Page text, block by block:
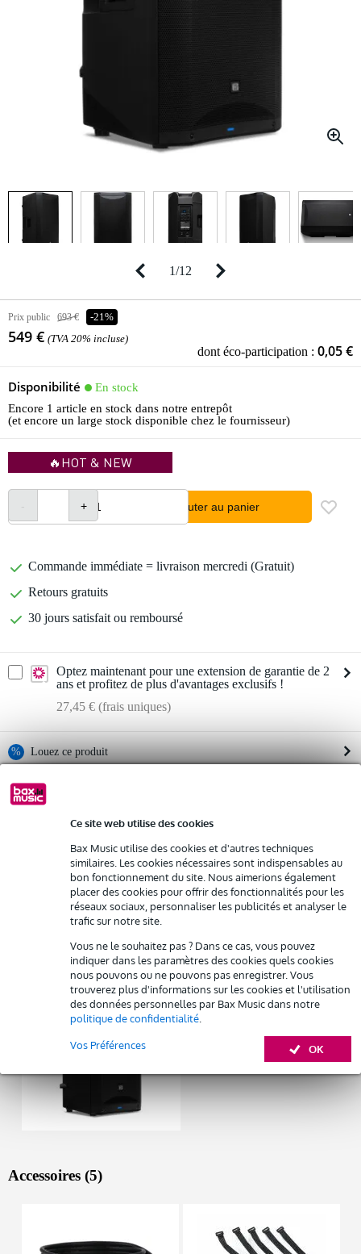
Ce site web utilise des cookies
Bax Music utilise des cookies et d'autres techniques
similaires. Les cookies nécessaires sont indispensables au
bon fonctionnement du site. Nous aimerions également
placer des cookies pour offrir des fonctionnalités pour les
réseaux sociaux, personnaliser les publicités et analyser le
trafic sur notre site.
Vous ne le souhaitez pas ? Dans ce cas, vous pouvez
indiquer dans les paramètres des cookies quels cookies
nous pouvons ou ne pouvons pas enregistrer. Vous
trouverez plus d'informations sur les cookies et l'utilisation
des données personnelles par Bax Music dans notre
politique de confidentialité
OK
Vos Préférences
1/12
Prix public 693 € -21%
549 € (TVA 20% incluse)
dont éco-participation : 0,05 €
Disponibilité
En stock
Encore 1 article en stock dans notre entrepôt
(et encore un large stock disponible chez le fournisseur)
🔥HOT & NEW
Ajouter au panier
Commande immédiate = livraison mercredi (Gratuit)
Retours gratuits
30 jours satisfait ou remboursé
Optez maintenant pour une extension de garantie de 2
ans et profitez de plus d'avantages exclusifs !
27,45 € (frais uniques)
% Louez ce produit
Louez ce produit à partir de 39 € par mois
2 500 €
Livraison à domicilegratuite
Résiliation possible du contrat après 4 mois
Possibilité d'acheter votre/vos produit(s) à un tarif réduit
Remplacement rapide par Bax Music en cas de défectuosité
Louez ce produit
Informations
marque : PreSonus
nom du produit : AIR XD 15 2-way 1 x 15" Active Extended
Definition Loudspeaker (EU)
Afficher toutes les caractéristiques du produit
Autres variantes (1)
Accessoires (5)